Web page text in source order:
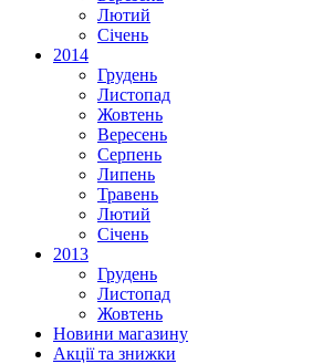
Лютий
Січень
2014
Грудень
Листопад
Жовтень
Вересень
Серпень
Липень
Травень
Лютий
Січень
2013
Грудень
Листопад
Жовтень
Новини магазину
Акції та знижки